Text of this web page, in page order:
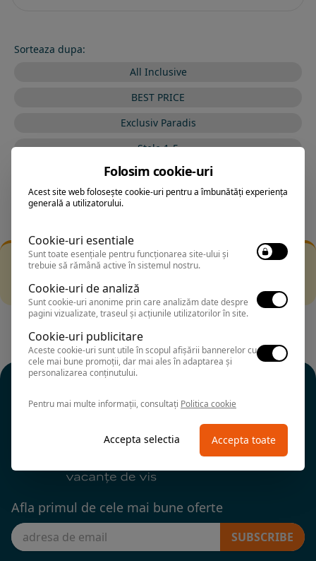
Sorteaza dupa:
All Inclusive
BEST PRICE
Exclusiv Paradis
Stele 1-5
Stele 5-1
Filtrarea nu a returnat niciun rezultat
alte fitre.
Afla primul de cele mai bune oferte
SUBSCRIBE
Folosim cookie-uri
Acest site web folosește cookie-uri pentru a îmbunătăți experiența
generală a utilizatorului.
Cookie-uri esentiale
Sunt toate esențiale pentru funcționarea site-ului și
trebuie să rămână active în sistemul nostru.
Cookie-uri de analiză
Sunt cookie-uri anonime prin care analizăm date despre
pagini vizualizate, traseul și acțiunile utilizatorilor în site.
Cookie-uri publicitare
Aceste cookie-uri sunt utile în scopul afișării bannerelor cu
cele mai bune promoții, dar mai ales în adaptarea și
personalizarea conținutului.
Pentru mai multe informații, consultați Politica cookie
Accepta selectia Accepta toate